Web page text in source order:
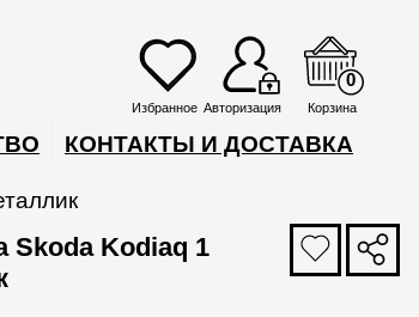
Избранное Авторизация Корзина
0
КОНТАКТЫ И ДОСТАВКА
Skoda Kodiaq 1